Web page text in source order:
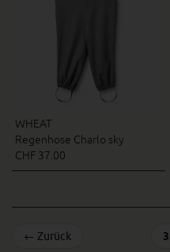
WHEAT
Regenhose Charlo sky
CHF 37.00
← Zurück 3